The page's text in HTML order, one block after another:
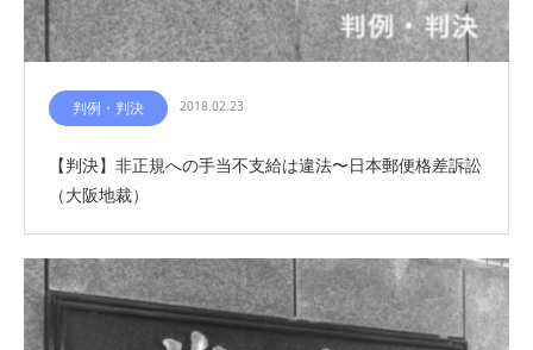
判例・判決 2018.02.23
【判決】非正規への手当不支給は違法〜日本郵便格差訴訟
（大阪地裁）